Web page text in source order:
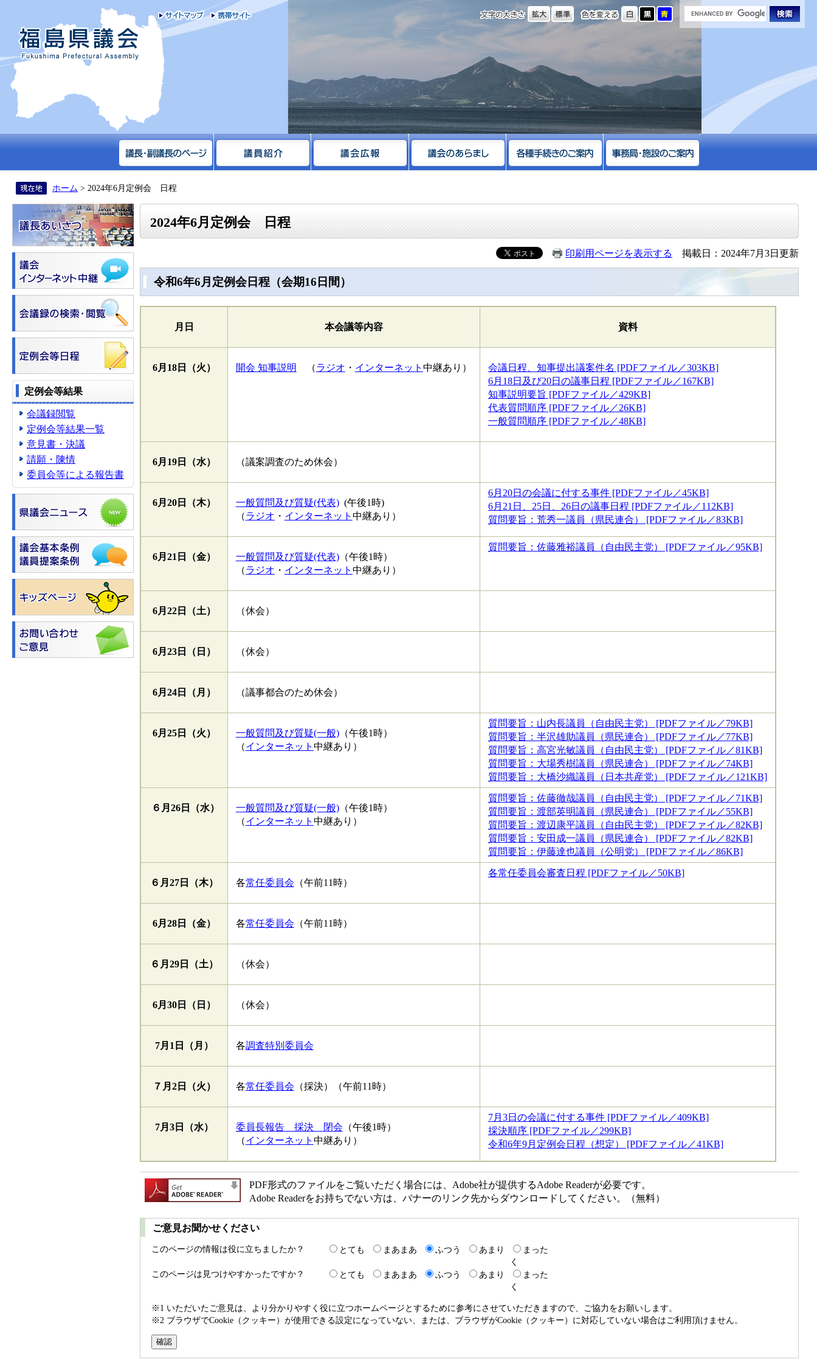
福島県議会
サイトマップ携帯サイト 色を変える
文字の大きさ
ホーム > 2024年6月定例会 日程
定例会等結果
会議録閲覧
定例会等結果一覧
意見書・決議
請願・陳情
委員会等による報告書
2024年6月定例会 日程
印刷用ページを表示する 掲載日：2024年7月3日更新
令和6年6月定例会日程（会期16日間）
月日 本会議等内容 資料
6月18日 （火） 開会 知事説明 （ラジオ ・ インターネット 中継あり）
会議日程、知事提出議案件名 [PDFファイル／303KB]
6月18日及び20日の議事日程 [PDFファイル／167KB]
知事説明要旨 [PDFファイル／429KB]
代表質問順序 [PDFファイル／26KB]
一般質問順序 [PDFファイル／48KB]
6月19日 （水） （議案調査のため休会）
6月20日 （木） 一般質問及び質疑(代表)(午後1時)
（ラジオ ・ インターネット 中継あり）
6月20日の会議に付する事件 [PDFファイル／45KB]
6月21日、25日、26日の議事日程 [PDFファイル／112KB]
質問要旨：荒秀一議員（県民連合） [PDFファイル／83KB]
6月21日 （金） 一般質問及び質疑(代表)（午後1時）
（ラジオ ・ インターネット 中継あり）
質問要旨：佐藤雅裕議員（自由民主党） [PDFファイル／95KB]
6月22日 （土） （休会）
6月23日 （日） （休会）
6月24日 （月） （議事都合のため休会）
6月25日 （火） 一般質問及び質疑(一般)（午後1時）
（インターネット 中継あり）
質問要旨：山内長議員（自由民主党） [PDFファイル／79KB]
質問要旨：半沢雄助議員（県民連合） [PDFファイル／77KB]
質問要旨：高宮光敏議員（自由民主党） [PDFファイル／81KB]
質問要旨：大場秀樹議員（県民連合） [PDFファイル／74KB]
質問要旨：大橋沙織議員（日本共産党） [PDFファイル／121KB]
６月26日 （水） 一般質問及び質疑(一般)（午後1時）
（インターネット 中継あり）
質問要旨：佐藤徹哉議員（自由民主党） [PDFファイル／71KB]
質問要旨：渡部英明議員（県民連合） [PDFファイル／55KB]
質問要旨：渡辺康平議員（自由民主党） [PDFファイル／82KB]
質問要旨：安田成一議員（県民連合） [PDFファイル／82KB]
質問要旨：伊藤達也議員（公明党） [PDFファイル／86KB]
６月27日 （木） 各常任委員会 （午前11時）
各常任委員会審査日程 [PDFファイル／50KB]
6月28日 （金） 各常任委員会 （午前11時）
６月29日 （土） （休会）
6月30日 （日） （休会）
7月1日 （月） 各調査特別委員会
７月2日 （火） 各常任委員会 （採決）（午前11時）
7月3日 （水） 委員長報告 採決 閉会 （午後1時）
（インターネット 中継あり）
7月3日の会議に付する事件 [PDFファイル／409KB]
採決順序 [PDFファイル／299KB]
令和6年9月定例会日程（想定） [PDFファイル／41KB]
PDF形式のファイルをご覧いただく場合には、Adobe社が提供するAdobe Readerが必要です。
Adobe Readerをお持ちでない方は、バナーのリンク先からダウンロードしてください。（無料）
ご意見お聞かせください
このページの情報は役に立ちましたか？ とても まあまあ ふつう あまり
まった
く
このページは見つけやすかったですか？
とても まあまあ ふつう あまり
まった
く
※1 いただいたご意見は、より分かりやすく役に立つホームページとするために参考にさせていただきますので、ご協力をお願いします。
※2 ブラウザでCookie（クッキー）が使用できる設定になっていない、または、ブラウザがCookie（クッキー）に対応していない場合はご利用頂けません。